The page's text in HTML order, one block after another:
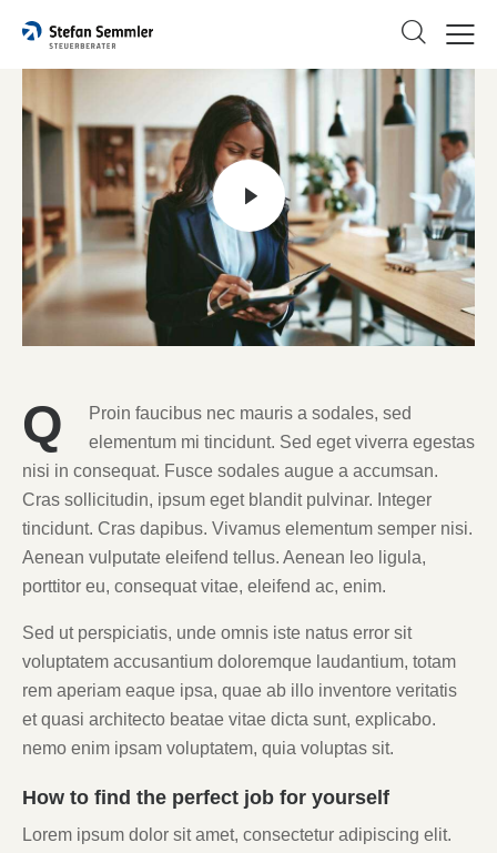
Q
Proin faucibus nec mauris a sodales, sed
elementum mi tincidunt. Sed eget viverra egestas
nisi in consequat. Fusce sodales augue a accumsan.
Cras sollicitudin, ipsum eget blandit pulvinar. Integer
tincidunt. Cras dapibus. Vivamus elementum semper nisi.
Aenean vulputate eleifend tellus. Aenean leo ligula,
porttitor eu, consequat vitae, eleifend ac, enim.
Sed ut perspiciatis, unde omnis iste natus error sit
voluptatem accusantium doloremque laudantium, totam
rem aperiam eaque ipsa, quae ab illo inventore veritatis
et quasi architecto beatae vitae dicta sunt, explicabo.
nemo enim ipsam voluptatem, quia voluptas sit.
How to find the perfect job for yourself
Lorem ipsum dolor sit amet, consectetur adipiscing elit.